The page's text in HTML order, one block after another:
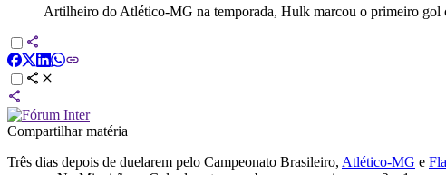
Artilheiro do Atlético-MG na temporada, Hulk marcou o primeiro gol
Compartilhar matéria
Três dias depois de duelarem pelo Campeonato Brasileiro, Atlético-MG e